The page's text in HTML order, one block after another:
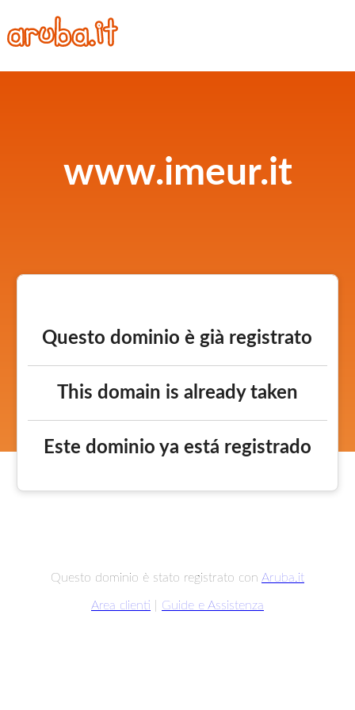
www.imeur.it
Questo dominio è già registrato
This domain is already taken
Este dominio ya está registrado
Questo dominio è stato registrato con Aruba.it
Area clienti Guide e Assistenza